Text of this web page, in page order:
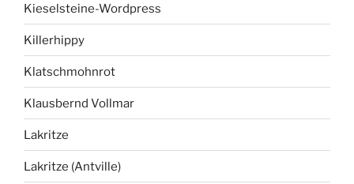
Kieselsteine-Wordpress
Killerhippy
Klatschmohnrot
Klausbernd Vollmar
Lakritze
Lakritze (Antville)